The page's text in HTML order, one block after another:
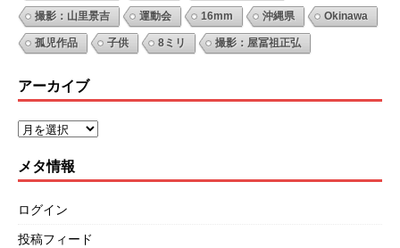
撮影：山里景吉 運動会 16mm 沖縄県 Okinawa
孤児作品 子供 8ミリ 撮影：屋冨祖正弘
アーカイブ
メタ情報
ログイン
投稿フィード